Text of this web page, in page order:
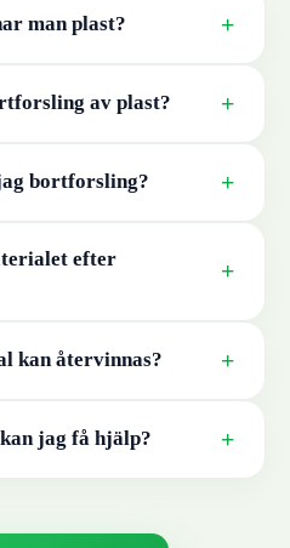
manplast? +
av plast? +
bortforsling? +
efter
+
kan återvinnas? +
jag få hjälp? +